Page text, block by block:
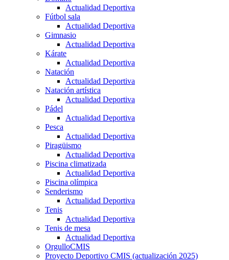
Actualidad Deportiva
Fútbol sala
Actualidad Deportiva
Gimnasio
Actualidad Deportiva
Kárate
Actualidad Deportiva
Natación
Actualidad Deportiva
Natación artística
Actualidad Deportiva
Pádel
Actualidad Deportiva
Pesca
Actualidad Deportiva
Piragüismo
Actualidad Deportiva
Piscina climatizada
Actualidad Deportiva
Piscina olímpica
Senderismo
Actualidad Deportiva
Tenis
Actualidad Deportiva
Tenis de mesa
Actualidad Deportiva
OrgulloCMIS
Proyecto Deportivo CMIS (actualización 2025)